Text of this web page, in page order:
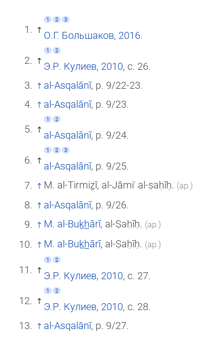
1 2 3
О.Г. Большаков, 2016.
1 2
Э.Р. Кулиев, 2010, с. 26.
al-Asqalānī, p. 9/22-23.
al-Asqalānī, p. 9/23.
1 2
al-Asqalānī, p. 9/24.
1 2 3
al-Asqalānī, p. 9/25.
M. al-Tirmiẕī, al-Jāmiʿ al-ṣaḥīḥ. (ар.)
al-Asqalānī, p. 9/26.
M. al-Buk̲h̲ārī, al-Ṣaḥīḥ. (ар.)
M. al-Buk̲h̲ārī, al-Ṣaḥīḥ. (ар.)
1 2
Э.Р. Кулиев, 2010, с. 27.
1 2
Э.Р. Кулиев, 2010, с. 28.
al-Asqalānī, p. 9/27.